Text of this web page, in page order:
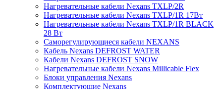
Нагревательные кабели Nexans TXLP/2R
Нагревательные кабели Nexans TXLP/1R 17Вт
Нагревательные кабели Nexans TXLP/1R BLACK
28 Вт
Саморегулирующиеся кабели NEXANS
Кабель Nexans DEFROST WATER
Кабели Nexans DEFROST SNOW
Нагревательные кабели Nexans Millicable Flex
Блоки управления Nexans
Комплектующие Nexans